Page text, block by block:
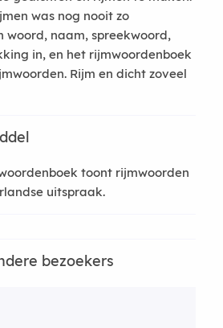
was nog nooit zo
woord, naam, spreekwoord,
in, en het rijmwoordenboek
Rijm en dicht zoveel
toont rijmwoorden
uitspraak.
bezoekers